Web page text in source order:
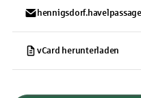
vCard herunterladen